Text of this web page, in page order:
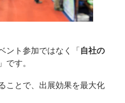
ント参加ではなく「 自社の
です。
ことで、出展効果を最大化